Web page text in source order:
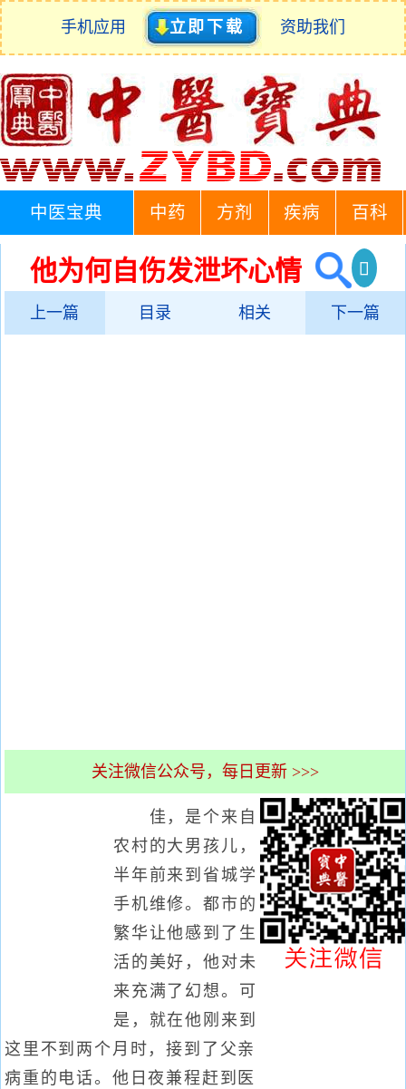
手机应用 立即下载 资助我们
中医宝典 中药 方剂 疾病 百科
他为何自伤发泄坏心情
上一篇 目录 相关 下一篇
关注微信公众号，每日更新 >>>
佳，是个来自
农村的大男孩儿，
半年前来到省城学
手机维修。都市的
繁华让他感到了生
活的美好，他对未
来充满了幻想。可
是，就在他刚来到
这里不到两个月时，接到了父亲
病重的电话。他日夜兼程赶到医